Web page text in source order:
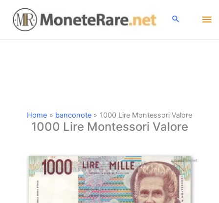
contenuto
Home banconote 1000 Lire Montessori Valore
1000 Lire Montessori Valore